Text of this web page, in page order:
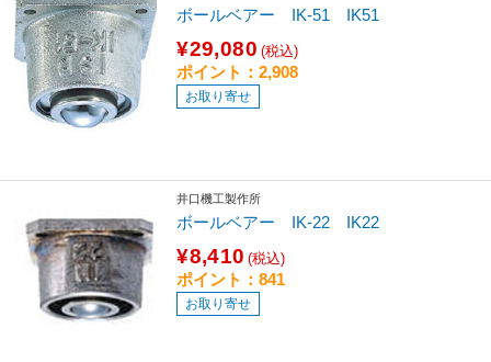
ボールベアー IK-51 IK51
¥29,080 (税込)
ポイント：2,908
お取り寄せ
井口機工製作所
ボールベアー IK-22 IK22
¥8,410 (税込)
ポイント：841
お取り寄せ